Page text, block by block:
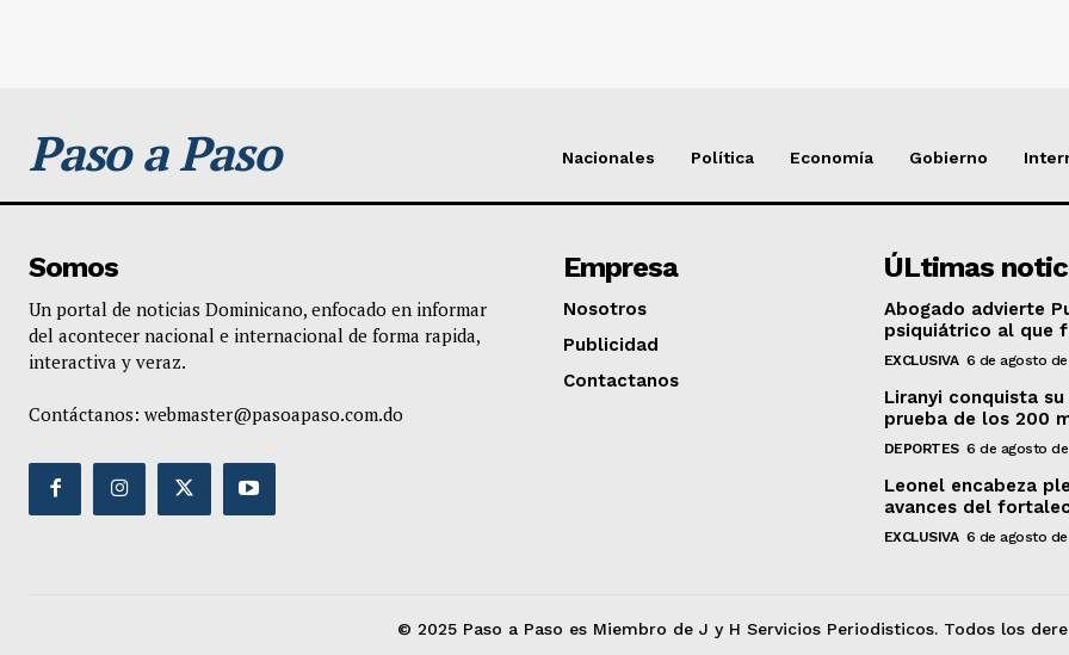
Paso a Paso Nacionales Política Economía Gobierno
Somos
Un portal de noticias Dominicano, enfocado en informar
del acontecer nacional e internacional de forma rapida,
interactiva y veraz.
Contáctanos: webmaster@pasoapaso.com.do
Empresa
Nosotros
Publicidad
Contactanos
ÚLtimas
Abogado advierte
psiquiátrico al que
EXCLUSIVA 6 de agosto
Liranyi conquista
prueba de los 200
DEPORTES 6 de agosto
Leonel encabeza
avances del
EXCLUSIVA 6 de agosto
© 2025 Paso a Paso es Miembro de J y H Servicios Periodisticos. Todos los